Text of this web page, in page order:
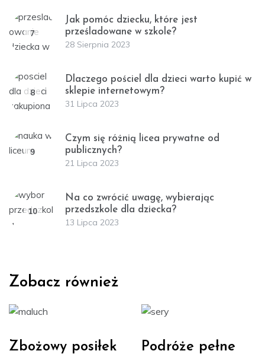
7
Jak pomóc dziecku, które jest
prześladowane w szkole?
28 Sierpnia 2023
8
Dlaczego pościel dla dzieci warto kupić w
sklepie internetowym?
31 Lipca 2023
9
Czym się różnią licea prywatne od
publicznych?
21 Lipca 2023
10
Na co zwrócić uwagę, wybierając
przedszkole dla dziecka?
13 Lipca 2023
Zobacz również
Zbożowy posiłek Podróże pełne